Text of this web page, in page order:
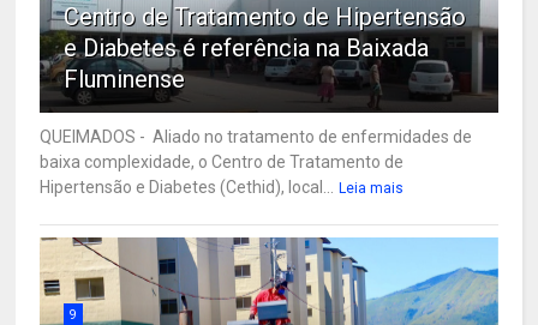
Centro de Tratamento de Hipertensão
e Diabetes é referência na Baixada
Fluminense
QUEIMADOS - Aliado no tratamento de enfermidades de
baixa complexidade, o Centro de Tratamento de
Hipertensão e Diabetes (Cethid), local...
Leia mais
9